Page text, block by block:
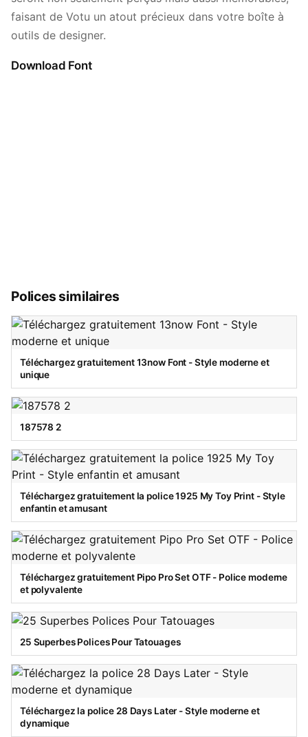
faisant de Votu un atout précieux dans votre boîte à
outils de designer.
Download Font
Polices similaires
Téléchargez gratuitement 13now Font - Style moderne et
unique
187578 2
Téléchargez gratuitement la police 1925 My Toy Print - Style
enfantin et amusant
Téléchargez gratuitement Pipo Pro Set OTF - Police moderne
et polyvalente
25 Superbes Polices Pour Tatouages
Téléchargez la police 28 Days Later - Style moderne et
dynamique